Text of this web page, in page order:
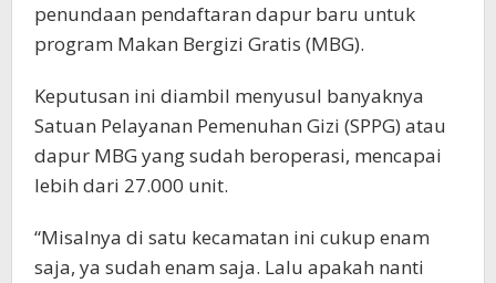
penundaan pendaftaran dapur baru untuk
program Makan Bergizi Gratis (MBG).
Keputusan ini diambil menyusul banyaknya
Satuan Pelayanan Pemenuhan Gizi (SPPG) atau
dapur MBG yang sudah beroperasi, mencapai
lebih dari 27.000 unit.
“Misalnya di satu kecamatan ini cukup enam
saja, ya sudah enam saja. Lalu apakah nanti